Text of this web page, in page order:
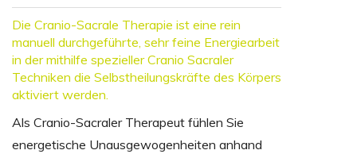
Die Cranio-Sacrale Therapie ist eine rein
manuell durchgeführte, sehr feine Energiearbeit
in der mithilfe spezieller Cranio Sacraler
Techniken die Selbstheilungskräfte des Körpers
aktiviert werden.
Als Cranio-Sacraler Therapeut fühlen Sie
energetische Unausgewogenheiten anhand